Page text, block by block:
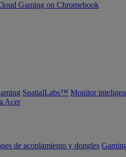
Gaming on Chromebook
SpatialLabs™ Monitor
Acer
de acoplamiento y dongles